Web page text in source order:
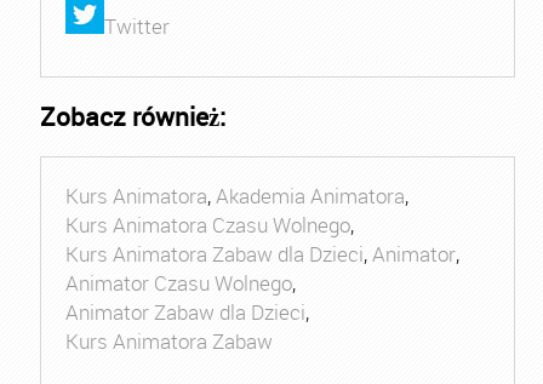
Twitter
Zobacz również:
Kurs Animatora,Akademia Animatora,
Kurs Animatora Czasu Wolnego,
Kurs Animatora Zabaw dla Dzieci,Animator,
Animator Czasu Wolnego,
Animator Zabaw dla Dzieci,
Kurs Animatora Zabaw